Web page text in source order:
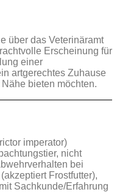
über das Veterinäramt
Erscheinung für
einer
artgerechtes Zuhause
bieten möchten.
imperator)
nicht
bei
Frostfutter),
Sachkunde/Erfahrung